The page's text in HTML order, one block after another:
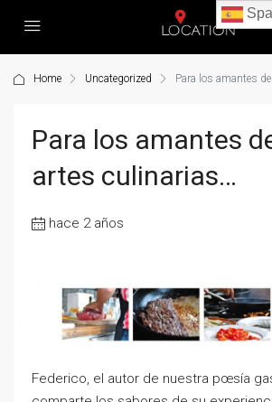
Home Uncategorized Para los amantes
Para los amantes
artes culinarias…
hace 2 años
Federico, el autor de nuestra pœsía